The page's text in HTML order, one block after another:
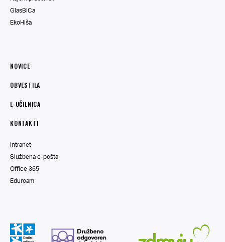
GlasBICa
EkoHiša
NOVICE
OBVESTILA
E-UČILNICA
KONTAKTI
Intranet
Službena e-pošta
Office 365
Eduroam